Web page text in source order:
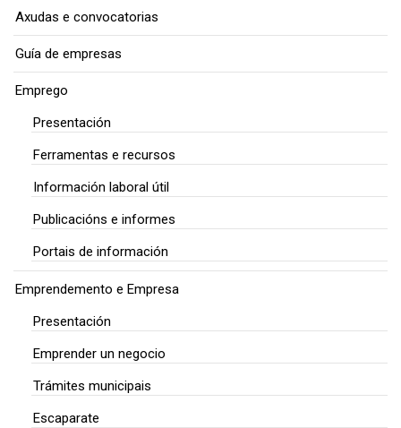
Axudas e convocatorias
Guía de empresas
Emprego
Presentación
Ferramentas e recursos
Información laboral útil
Publicacións e informes
Portais de información
Emprendemento e Empresa
Presentación
Emprender un negocio
Trámites municipais
Escaparate